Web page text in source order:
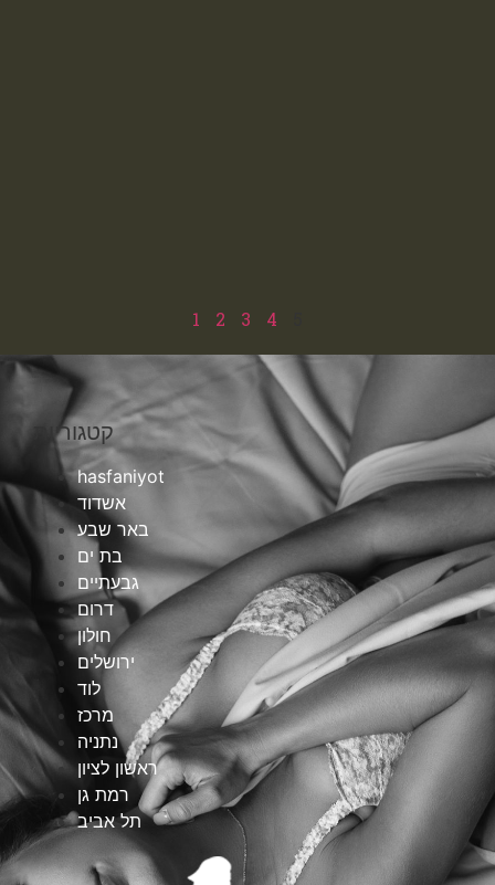
1 2 3 4
קטגוריות
hasfaniyot
אשדוד
באר שבע
בת ים
גבעתיים
דרום
חולון
ירושלים
לוד
מרכז
נתניה
ראשון לציון
רמת גן
תל אביב